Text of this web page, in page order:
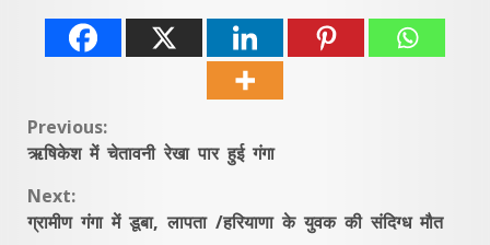
Continue
Previous:
ऋषिकेश में चेतावनी रेखा पार हुई गंगा
Next:
ग्रामीण गंगा में डूबा, लापता /हरियाणा के युवक की संदिग्ध मौत